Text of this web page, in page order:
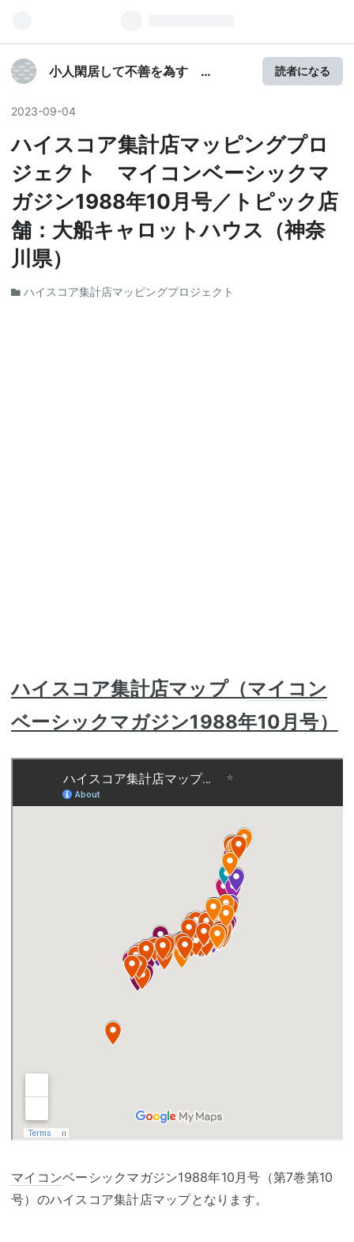
小人閑居して不善を為す
読者になる
2023-09-04
ハイスコア集計店マッピングプロ
ジェクト マイコンベーシックマ
ガジン1988年10月号／トピック店
舗：大船キャロットハウス（神奈
川県）
ハイスコア集計店マッピングプロジェクト
ハイスコア集計店マップ（マイコン
ベーシックマガジン1988年10月号）
マイコンベーシックマガジン1988年10月号（第7巻第10
号）のハイスコア集計店マップとなります。